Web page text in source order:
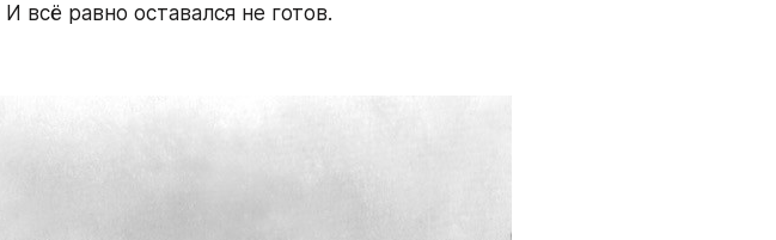
всё равно оставался не готов.